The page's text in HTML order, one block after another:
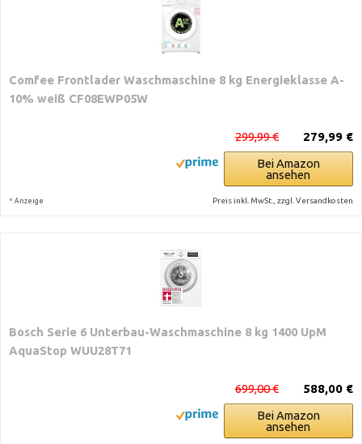
Comfee Frontlader Waschmaschine 8 kg Energieklasse A-
10% weiß CF08EWP05W
279,99 €
299,99 €
Bei Amazon
ansehen
* Anzeige Preis inkl. MwSt., zzgl. Versandkosten
Bosch Serie 6 Unterbau-Waschmaschine 8 kg 1400 UpM
AquaStop WUU28T71
588,00 €
699,00 €
Bei Amazon
ansehen